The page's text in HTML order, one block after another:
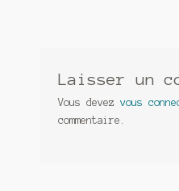
Laisser un
Vous devez vous
commentaire.